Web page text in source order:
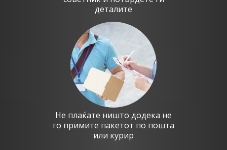
деталите
Не плаќате ништо додека не
го примите пакетот по пошта
или курир